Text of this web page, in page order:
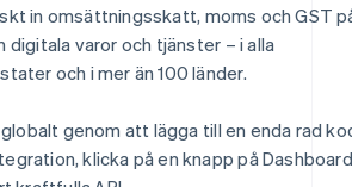
in omsättningsskatt, moms och GST
digitala varor och tjänster – i alla
och i mer än 100 länder.
genom att lägga till en enda rad
klicka på en knapp på Dashboard